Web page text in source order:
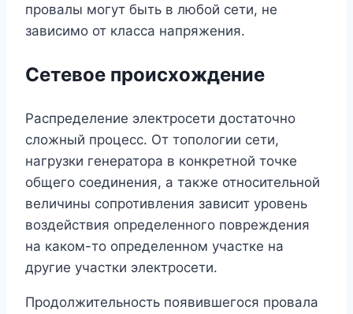
провалы могут быть в любой сети, не
зависимо от класса напряжения.
Сетевое происхождение
Распределение электросети достаточно
сложный процесс. От топологии сети,
нагрузки генератора в конкретной точке
общего соединения, а также относительной
величины сопротивления зависит уровень
воздействия определенного повреждения
на каком-то определенном участке на
другие участки электросети.
Продолжительность появившегося провала